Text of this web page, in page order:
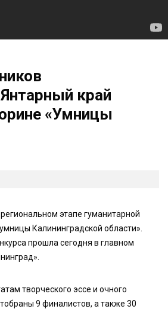
край
«Умницы
этапе гуманитарной
Калининградской области».
прошла сегодня в главном
творческого эссе и очного
9 финалистов, а также 30